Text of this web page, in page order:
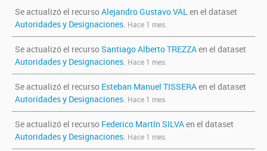
Se actualizó el recursoAlejandro Gustavo VALen el dataset
Autoridades y Designaciones. Hace 1 mes.
Se actualizó el recursoSantiago Alberto TREZZAen el dataset
Autoridades y Designaciones. Hace 1 mes.
Se actualizó el recurso Esteban Manuel TISSERAen el dataset
Autoridades y Designaciones. Hace 1 mes.
Se actualizó el recurso Federico Martín SILVAen el dataset
Autoridades y Designaciones. Hace 1 mes.